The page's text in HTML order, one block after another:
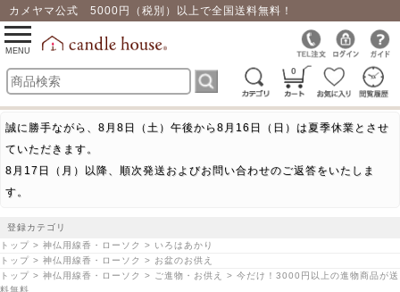
カメヤマ公式 5000円（税別）以上で全国送料無料！
0
toggle
navigation
MENU
誠に勝手ながら、8月8日（土）午後から8月16日（日）は夏季休業とさせ
ていただきます。
8月17日（月）以降、順次発送およびお問い合わせのご返答をいたしま
す。
登録カテゴリ
トップ > 神仏用線香・ローソク > いろはあかり
トップ > 神仏用線香・ローソク > お盆のお供え
トップ > 神仏用線香・ローソク > ご進物・お供え > 今だけ！3000円以上の進物商品が送
料無料